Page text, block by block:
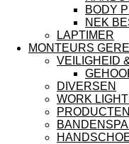
BODY
NEK
LAPTIMER
MONTEURS
VEILIGHEID
DIVERSEN
WORK
PRODUCTEN